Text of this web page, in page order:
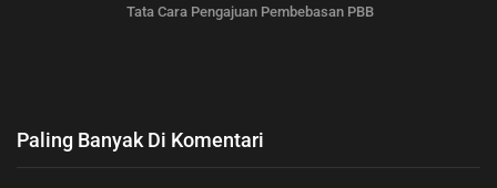
Tata Cara Pengajuan Pembebasan PBB
Paling Banyak Di Komentari